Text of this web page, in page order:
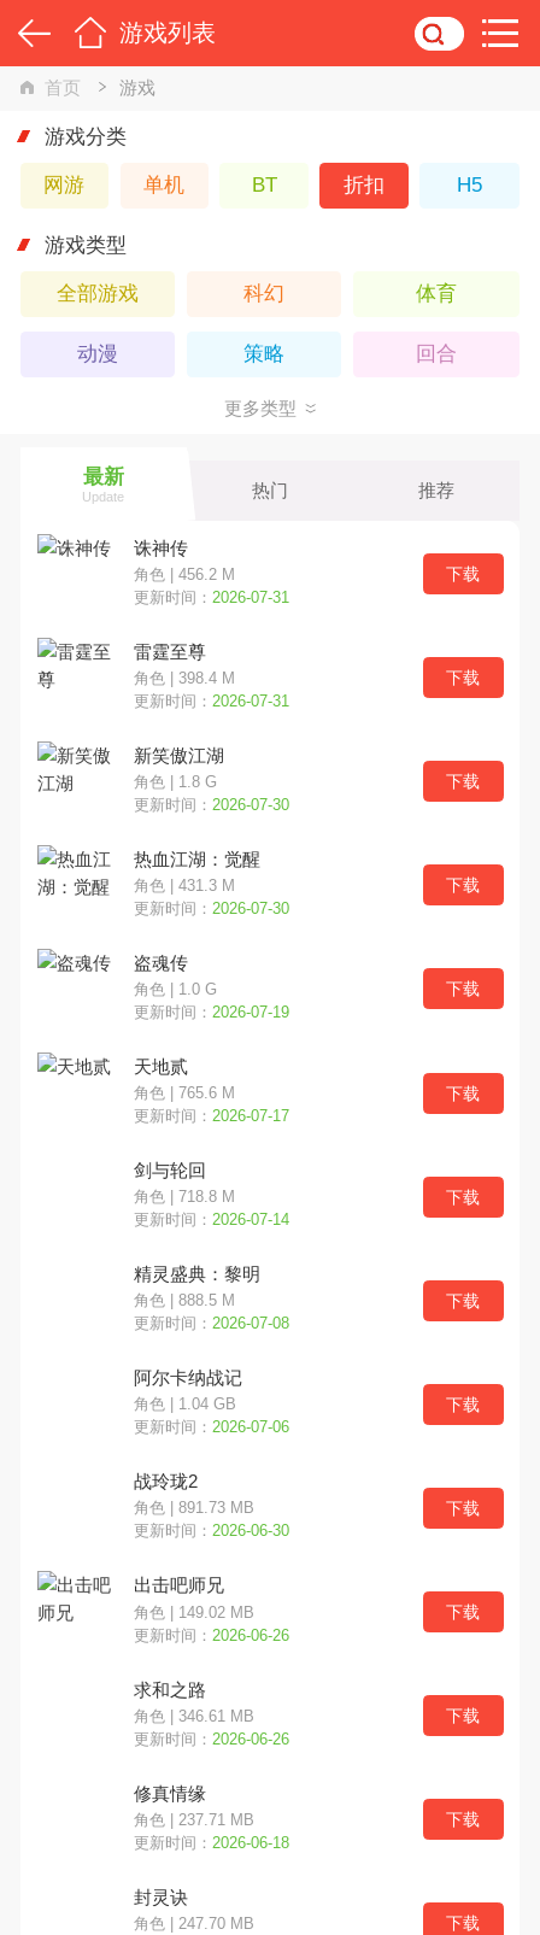
游戏列表
首页 游戏
游戏分类
网游 单机 BT 折扣 H5
游戏类型
全部游戏 科幻 体育
动漫 策略 回合
Q版
休闲
射击 冒险
格斗 传奇
三国
GM
摸金 割草
卡通
更多类型
最新
Update 热门 推荐
诛神传
角色 | 456.2 M
更新时间： 2026-07-31
下载
雷霆至尊
角色 | 398.4 M
更新时间： 2026-07-31
下载
新笑傲江湖
角色 | 1.8 G
更新时间： 2026-07-30
下载
热血江湖：觉醒
角色 | 431.3 M
更新时间： 2026-07-30
下载
盗魂传
角色 | 1.0 G
更新时间： 2026-07-19
下载
天地贰
角色 | 765.6 M
更新时间： 2026-07-17
下载
剑与轮回
角色 | 718.8 M
更新时间： 2026-07-14
下载
精灵盛典：黎明
角色 | 888.5 M
更新时间： 2026-07-08
下载
阿尔卡纳战记
角色 | 1.04 GB
更新时间： 2026-07-06
下载
战玲珑2
角色 | 891.73 MB
更新时间： 2026-06-30
下载
出击吧师兄
角色 | 149.02 MB
更新时间： 2026-06-26
下载
求和之路
角色 | 346.61 MB
更新时间： 2026-06-26
下载
修真情缘
角色 | 237.71 MB
更新时间： 2026-06-18
下载
封灵诀
角色 | 247.70 MB
下载